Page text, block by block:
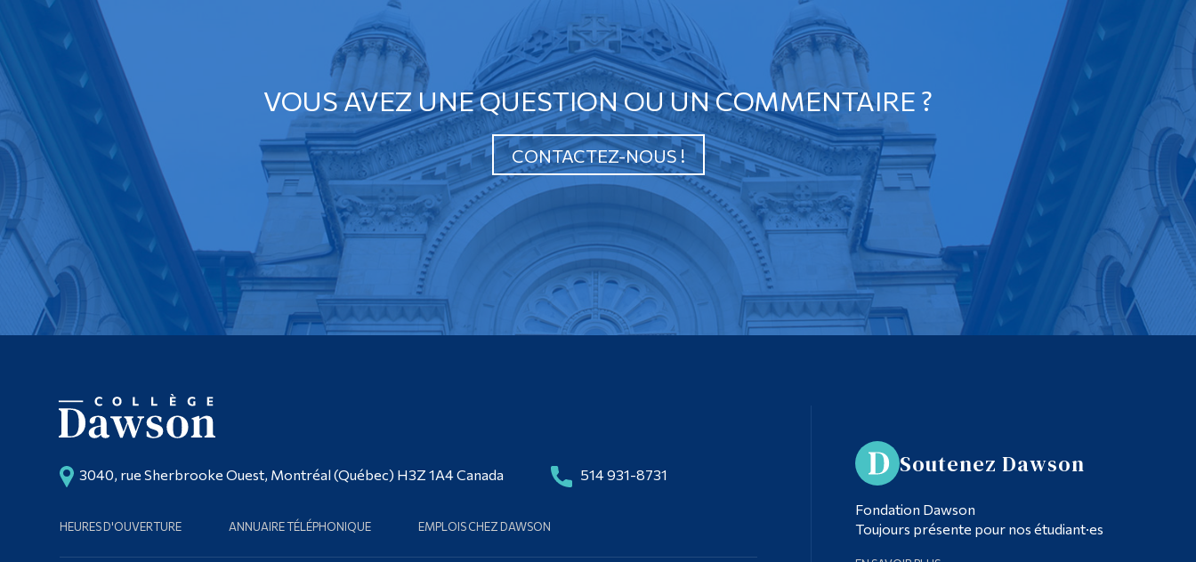
VOUS AVEZ UNE QUESTION OU UN COMMENTAIRE ?
CONTACTEZ-NOUS !
3040, rue Sherbrooke Ouest, Montréal (Québec) H3Z 1A4 Canada 514 931-8731
HEURES D'OUVERTURE ANNUAIRE TÉLÉPHONIQUE EMPLOIS CHEZ DAWSON
Soutenez Dawson
Fondation Dawson
Toujours présente pour nos étudiant·es